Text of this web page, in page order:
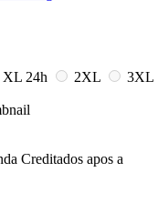
XL 24h 2XL
3XL
Creditados apos a